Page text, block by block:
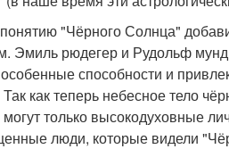
"Чёрного Солнца"
Эмиль рюдегер и Рудольф
способности и
как теперь небесное тело
могут только высокодуховные
люди, которые видели